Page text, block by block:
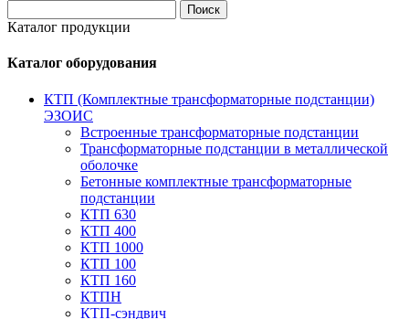
Поиск
Каталог продукции
Каталог оборудования
КТП (Комплектные трансформаторные подстанции)
ЭЗОИС
Встроенные трансформаторные подстанции
Трансформаторные подстанции в металлической
оболочке
Бетонные комплектные трансформаторные
подстанции
КТП 630
КТП 400
КТП 1000
КТП 100
КТП 160
КТПН
КТП-сэндвич